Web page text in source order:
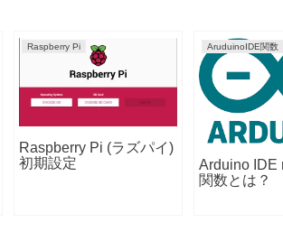
仕事効率化
Seria セリア キッチン
ラベル用マスキングテ
ガジェット
おすすめ
4K モバイ
EVICIV